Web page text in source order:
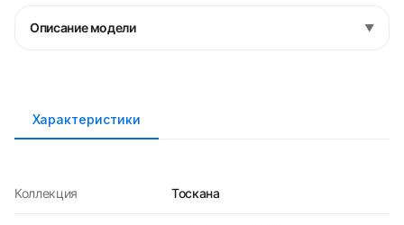
Описание модели ▼
Характеристики
Коллекция Тоскана